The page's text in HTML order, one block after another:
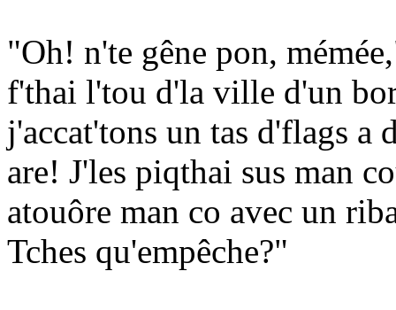
"Oh! n'te gêne pon,
f'thai l'tou d'la ville d'un
j'accat'tons un tas d'flags a
are! J'les piqthai sus man
atouôre man co avec un
Tches qu'empêche?"